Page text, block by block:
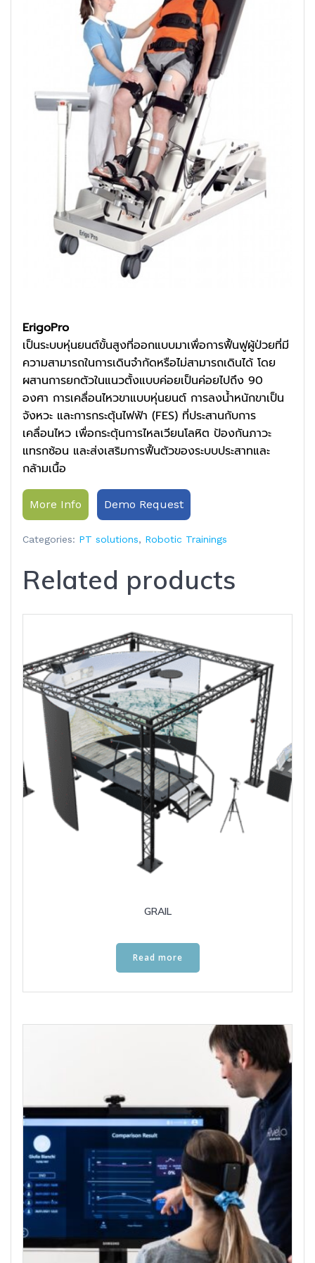
ErigoPro
เป็นระบบหุ่นยนต์ขั้นสูงที่ออกแบบมาเพื่อการฟื้นฟูผู้ป่วยที่มี
ความสามารถในการเดินจำกัดหรือไม่สามารถเดินได้ โดย
ผสานการยกตัวในแนวตั้งแบบค่อยเป็นค่อยไปถึง 90
องศา การเคลื่อนไหวขาแบบหุ่นยนต์ การลงน้ำหนักขาเป็น
จังหวะ และการกระตุ้นไฟฟ้า (FES) ที่ประสานกับการ
เคลื่อนไหว เพื่อกระตุ้นการไหลเวียนโลหิต ป้องกันภาวะ
แทรกซ้อน และส่งเสริมการฟื้นตัวของระบบประสาทและ
กล้ามเนื้อ
More Info Demo Request
Categories: PT solutions, Robotic Trainings
Related products
GRAIL
Read more